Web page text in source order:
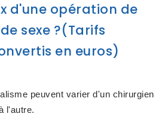
d'une opération de
sexe ?(Tarifs
en euros)
peuvent varier d'un chirurgien
l'autre.